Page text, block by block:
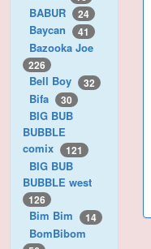
BABUR 24
Baycan 41
Bazooka Joe
226
Bell Boy 32
Bifa 30
BIG BUB
BUBBLE
comix
121
BIG BUB
BUBBLE west
126
Bim Bim 14
BomBibom